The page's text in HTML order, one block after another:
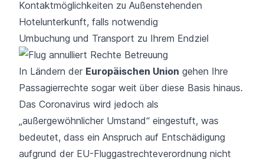
Kontaktmöglichkeiten zu Außenstehenden
Hotelunterkunft, falls notwendig
Umbuchung und Transport zu Ihrem Endziel
In Ländern der Europäischen Union gehen Ihre
Passagierrechte sogar weit über diese Basis hinaus.
Das Coronavirus wird jedoch als
außergewöhnlicher Umstand“ eingestuft, was
bedeutet, dass ein Anspruch auf Entschädigung
aufgrund der EU-Fluggastrechteverordnung nicht